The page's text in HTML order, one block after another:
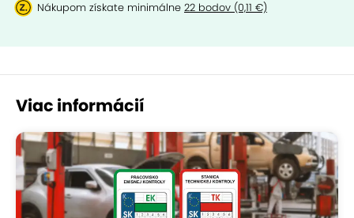
Nákupom získate minimálne 22 bodov (0,11 €)
Viac informácií